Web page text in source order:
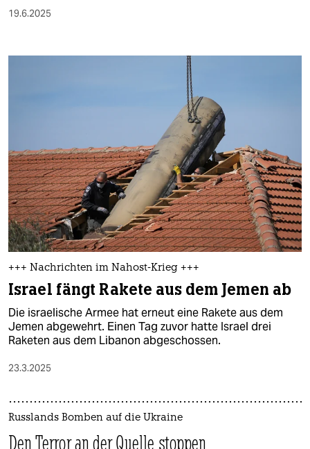
19.6.2025
+++ Nachrichten im Nahost-Krieg +++
Israel fängt Rakete aus dem Jemen ab
Die israelische Armee hat erneut eine Rakete aus dem
Jemen abgewehrt. Einen Tag zuvor hatte Israel drei
Raketen aus dem Libanon abgeschossen.
23.3.2025
Russlands Bomben auf die Ukraine
Den Terror an der Quelle stoppen